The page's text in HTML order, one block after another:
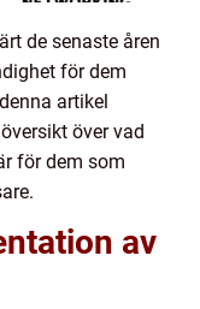
de senaste åren
för dem
artikel
över vad
för dem som
av